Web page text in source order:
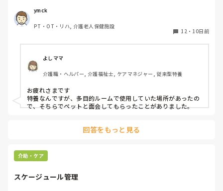
お願いしました。
ご本人にとっても大切なご家族かと思いますし、心情的に
はご対応したいのですが…。何か私共と別の方法で対応され
ymck
PT・OT・リハ, 介護老人保健施設
12 ・ 10日前
よしママ
介護職・ヘルパー, 介護福祉士, ケアマネジャー, 従来型特養
お疲れさまです
特養なんですが、多目的ルームで使用していた場所があったの
で、そちらでペットと面会してもらったことがありました。
回答をもっと見る
介助・ケア
スケージュール管理